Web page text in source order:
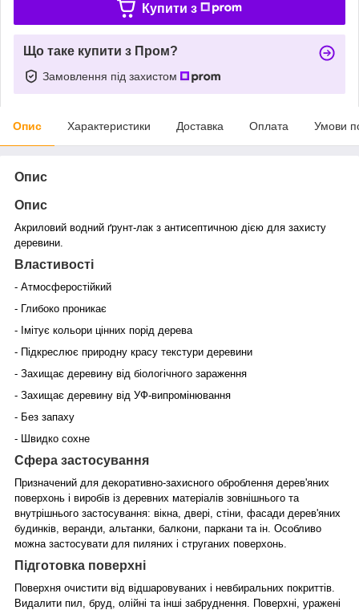
Купити з
Що таке купити з Пром?
Замовлення під захистом
Опис Характеристики Доставка Оплата Умови
Опис
Опис
Акриловий водний ґрунт-лак з антисептичною дією для захисту
деревини.
Властивості
- Атмосферостійкий
- Глибоко проникає
- Імітує кольори цінних порід дерева
- Підкреслює природну красу текстури деревини
- Захищає деревину від біологічного зараження
- Захищає деревину від УФ-випромінювання
- Без запаху
- Швидко сохне
Сфера застосування
Призначений для декоративно-захисного оброблення дерев'яних
поверхонь і виробів із деревних матеріалів зовнішнього та
внутрішнього застосування: вікна, двері, стіни, фасади дерев'яних
будинків, веранди, альтанки, балкони, паркани та ін. Особливо
можна застосувати для пиляних і струганих поверхонь.
Підготовка поверхні
Поверхня очистити від відшаровуваних і невбиральних покриттів.
Видалити пил, бруд, олійні та інші забруднення. Поверхні, уражені